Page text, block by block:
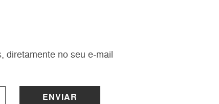
diretamente no seu e-mail
ENVIAR